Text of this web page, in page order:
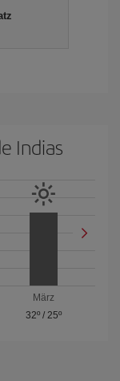
Indias
März
32º /25º